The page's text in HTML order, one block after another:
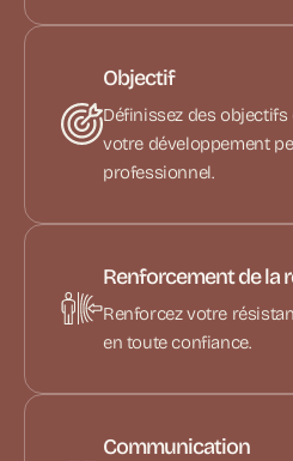
Objectif
Définissez des
votre développement
professionnel.
Renforcement de la
Renforcez votre
en toute confiance.
Communication